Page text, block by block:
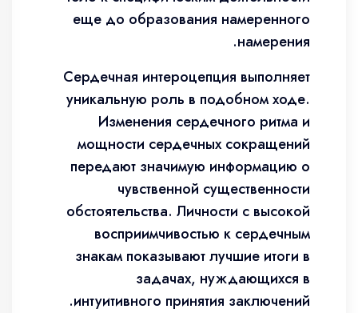
еще до образования намеренного
намерения.
Сердечная интероцепция выполняет
уникальную роль в подобном ходе.
Изменения сердечного ритма и
мощности сердечных сокращений
передают значимую информацию о
чувственной существенности
обстоятельства. Личности с высокой
восприимчивостью к сердечным
знакам показывают лучшие итоги в
задачах, нуждающихся в
интуитивного принятия заключений.